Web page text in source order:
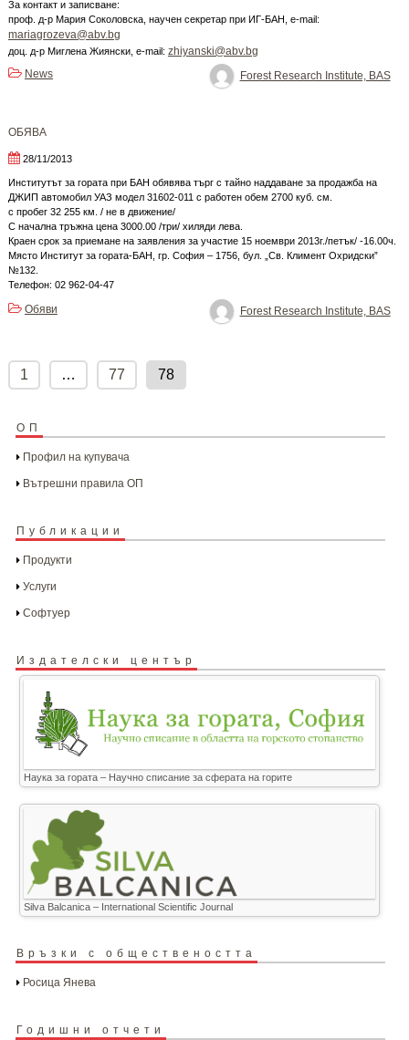
За контакт и записване:
проф. д-р Мария Соколовска, научен секретар при ИГ-БАН, e-mail:
mariagrozeva@abv.bg
доц. д-р Миглена Жиянски, e-mail: zhiyanski@abv.bg
Forest Research Institute, BAS
News
ОБЯВА
28/11/2013
Институтът за гората при БАН обявява търг с тайно наддаване за продажба на
ДЖИП автомобил УАЗ модел 31602-011 с работен обем 2700 куб. см.
с пробег 32 255 км. / не в движение/
С начална тръжна цена 3000.00 /три/ хиляди лева.
Краен срок за приемане на заявления за участие 15 ноември 2013г./петък/ -16.00ч.
Място Институт за гората-БАН, гр. София – 1756, бул. „Св. Климент Охридски”
№132.
Телефон: 02 962-04-47
Forest Research Institute, BAS
Обяви
pagination
1 … 77 78
ОП
Профил на купувача
Вътрешни правила ОП
Публикации
Продукти
Услуги
Софтуер
Издателски център
Наука за гората – Научно списание за сферата на горите
Silva Balcanica – International Scientific Journal
Връзки с обществеността
Росица Янева
Годишни отчети